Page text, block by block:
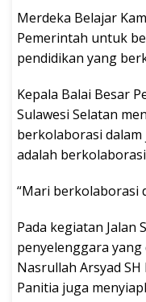
Merdeka Belajar
Pemerintah untuk
pendidikan yang
Kepala Balai Besar
Sulawesi Selatan
berkolaborasi
adalah
“Mari berkolaborasi
Pada kegiatan Jalan
penyelenggara
Nasrullah Arsyad
Panitia juga